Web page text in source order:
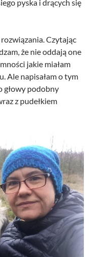
pyska i drących się
Czytając
że nie oddają one
jakie miałam
Ale napisałam o tym
głowy podobny
z pudełkiem